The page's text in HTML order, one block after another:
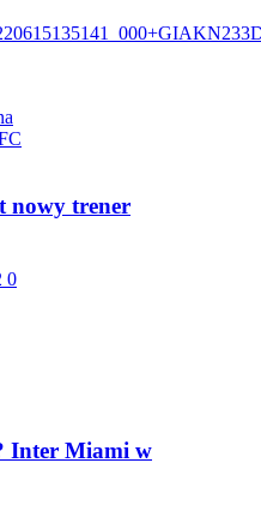
nowy trener
0
Inter Miami w